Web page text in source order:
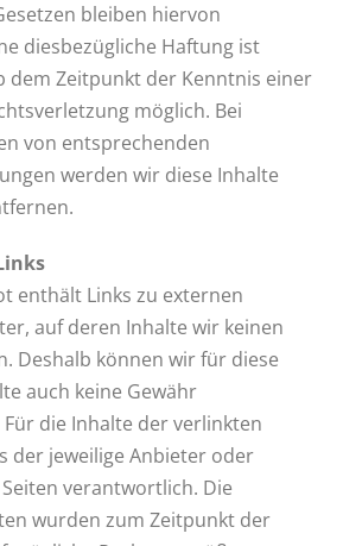
bleiben hiervon
diesbezügliche Haftung ist
dem Zeitpunkt der Kenntnis einer
möglich. Bei
von entsprechenden
werden wir diese Inhalte
enthält Links zu externen
auf deren Inhalte wir keinen
Deshalb können wir für diese
auch keine Gewähr
die Inhalte der verlinkten
der jeweilige Anbieter oder
verantwortlich. Die
wurden zum Zeitpunkt der